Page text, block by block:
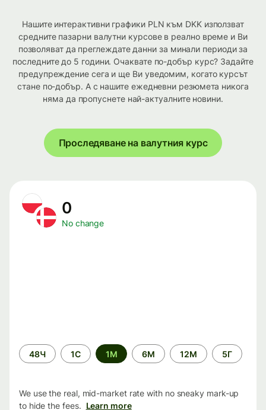
Нашите интерактивни графики PLN към DKK използват
средните пазарни валутни курсове в реално време и Ви
позволяват да преглеждате данни за минали периоди за
последните до 5 години. Очаквате по-добър курс? Задайте
предупреждение сега и ще Ви уведомим, когато курсът
стане по-добър. А с нашите ежедневни резюмета никога
няма да пропуснете най-актуалните новини.
Проследяване на валутния курс
0
No change
Time
period
48Ч 1С 1М 6М 12М 5Г
We use the real, mid-market rate with no sneaky mark-up
to hide the fees. Learn more